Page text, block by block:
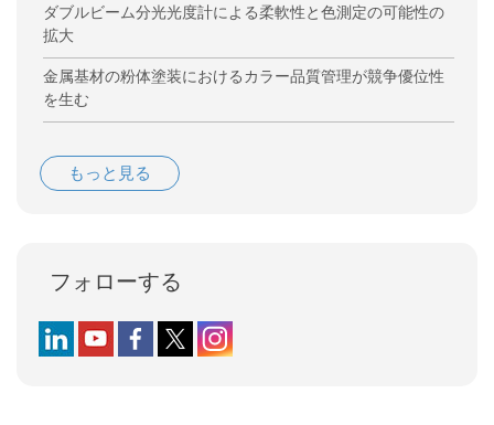
ダブルビーム分光光度計による柔軟性と色測定の可能性の
拡大
金属基材の粉体塗装におけるカラー品質管理が競争優位性
を生む
もっと見る
フォローする
Follow us on LinkedIn
Follow us on YouTube
Follow us on Facebook
Follow us on X (formerly Twitter)
Follow us on Instagram